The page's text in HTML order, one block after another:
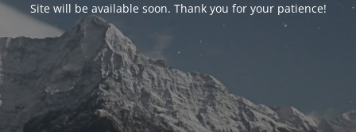
Site will be available soon. Thank you for your patience!